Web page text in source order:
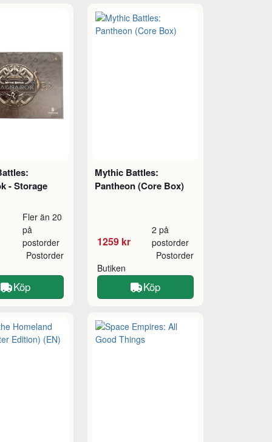
- Storage
Fler än 20
på
postorder
Postorder
Köp
Mythic Battles:
Pantheon (Core Box)
1259 kr
2 på
postorder
Butiken
Postorder
Köp